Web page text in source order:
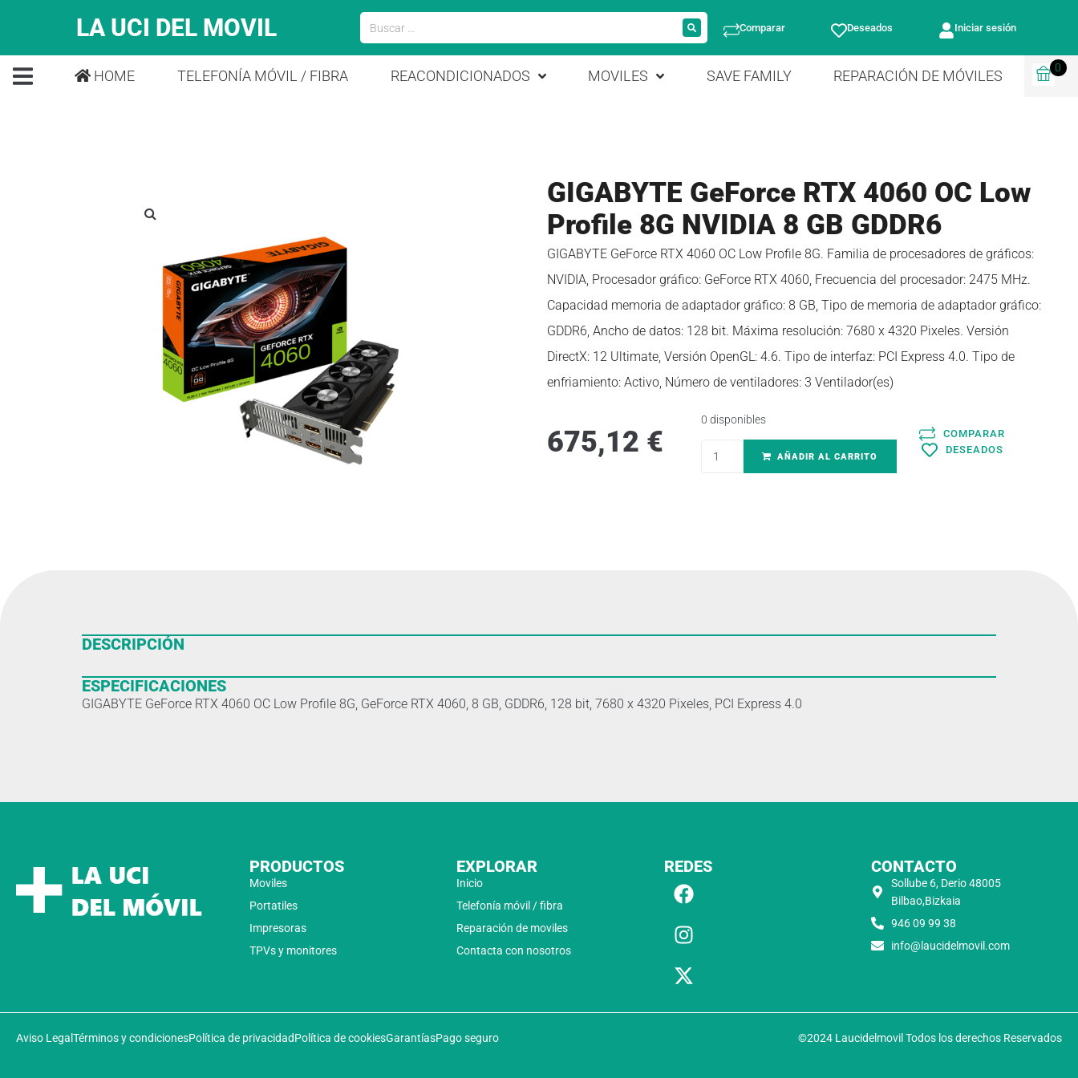
LA UCI DEL MOVIL Comparar Deseados Iniciar sesión
HOME TELEFONÍA MÓVIL / FIBRA REACONDICIONADOS MOVILES SAVE FAMILY REPARACIÓN DE MÓVILES
0
GIGABYTE GeForce RTX 4060 OC Low
Profile 8G NVIDIA 8 GB GDDR6
GIGABYTE GeForce RTX 4060 OC Low Profile 8G. Familia de procesadores de gráficos:
NVIDIA, Procesador gráfico: GeForce RTX 4060, Frecuencia del procesador: 2475 MHz.
Capacidad memoria de adaptador gráfico: 8 GB, Tipo de memoria de adaptador gráfico:
GDDR6, Ancho de datos: 128 bit. Máxima resolución: 7680 x 4320 Pixeles. Versión
DirectX: 12 Ultimate, Versión OpenGL: 4.6. Tipo de interfaz: PCI Express 4.0. Tipo de
enfriamiento: Activo, Número de ventiladores: 3 Ventilador(es)
675,12 €
0 disponibles
AÑADIR AL CARRITO
COMPARAR
DESEADOS
DESCRIPCIÓN
ESPECIFICACIONES
GIGABYTE GeForce RTX 4060 OC Low Profile 8G, GeForce RTX 4060, 8 GB, GDDR6, 128 bit, 7680 x 4320 Pixeles, PCI Express 4.0
PRODUCTOS
Moviles
Portatiles
Impresoras
TPVs y monitores
EXPLORAR
Inicio
Telefonía móvil / fibra
Reparación de moviles
Contacta con nosotros
REDES CONTACTO
Sollube 6, Derio 48005
Bilbao,Bizkaia
946 09 99 38
info@laucidelmovil.com
Aviso LegalTérminos y condicionesPolítica de privacidadPolítica de cookiesGarantíasPago seguro ©2024 Laucidelmovil Todos los derechos Reservados